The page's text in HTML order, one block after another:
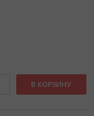
В КОРЗИНУ